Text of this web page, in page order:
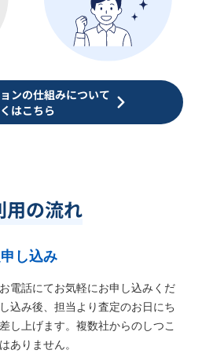
ンの仕組みについて
はこちら
用の流れ
し込み
電話にてお気軽にお申し込みくだ
込み後、担当より査定のお日にち
し上げます。複数社からのしつこ
ありません。